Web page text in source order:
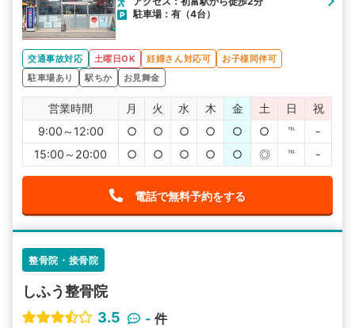
駐車場：有（4台）
交通事故対応 土曜日OK 妊婦さん対応可
お子様同伴可
駐車場あり
駅ちか お見舞金
営業時間 月 火 水 木 金 土 日
祝
9:00～12:00
○ ○ ○ ○ ○ ○ ℡
-
15:00～20:00
○ ○ ○ ○ ○ ◎ ℡ -
電話で無料予約をする
整骨院・接骨院
しふう整骨院
3.5
- 件